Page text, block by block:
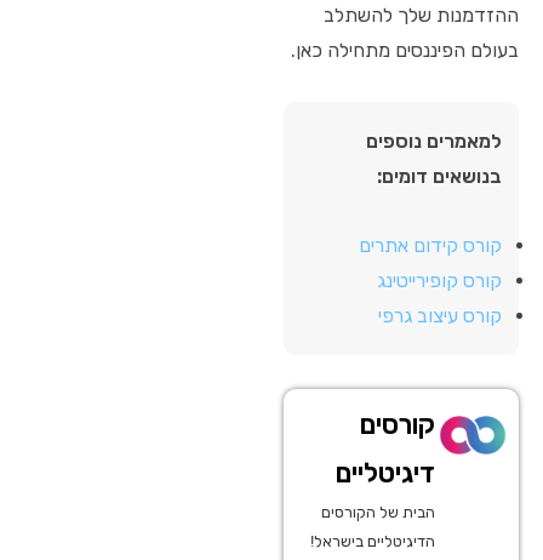
ההזדמנות שלך להשתלב
בעולם הפיננסים מתחילה כאן.
למאמרים נוספים
בנושאים דומים:
קורס קידום אתרים
קורס קופירייטינג
קורס עיצוב גרפי
קורסים
דיגיטליים
הבית של הקורסים
הדיגיטליים בישראל!